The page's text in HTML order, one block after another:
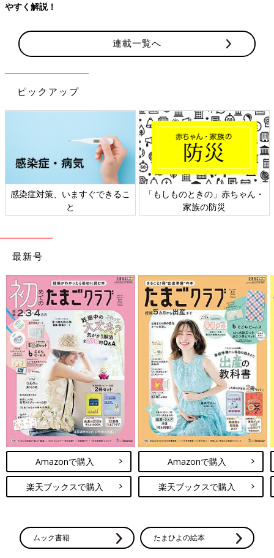
連載一覧へ
ピックアップ
るこ
「もしものときの」赤ちゃん・
日本外来小児科学会リー
ト検討会
最新号
Amazonで購入
楽天ブックスで購入
Amazonで購入
楽天ブックスで購入
ムック書籍 たまひよの絵本